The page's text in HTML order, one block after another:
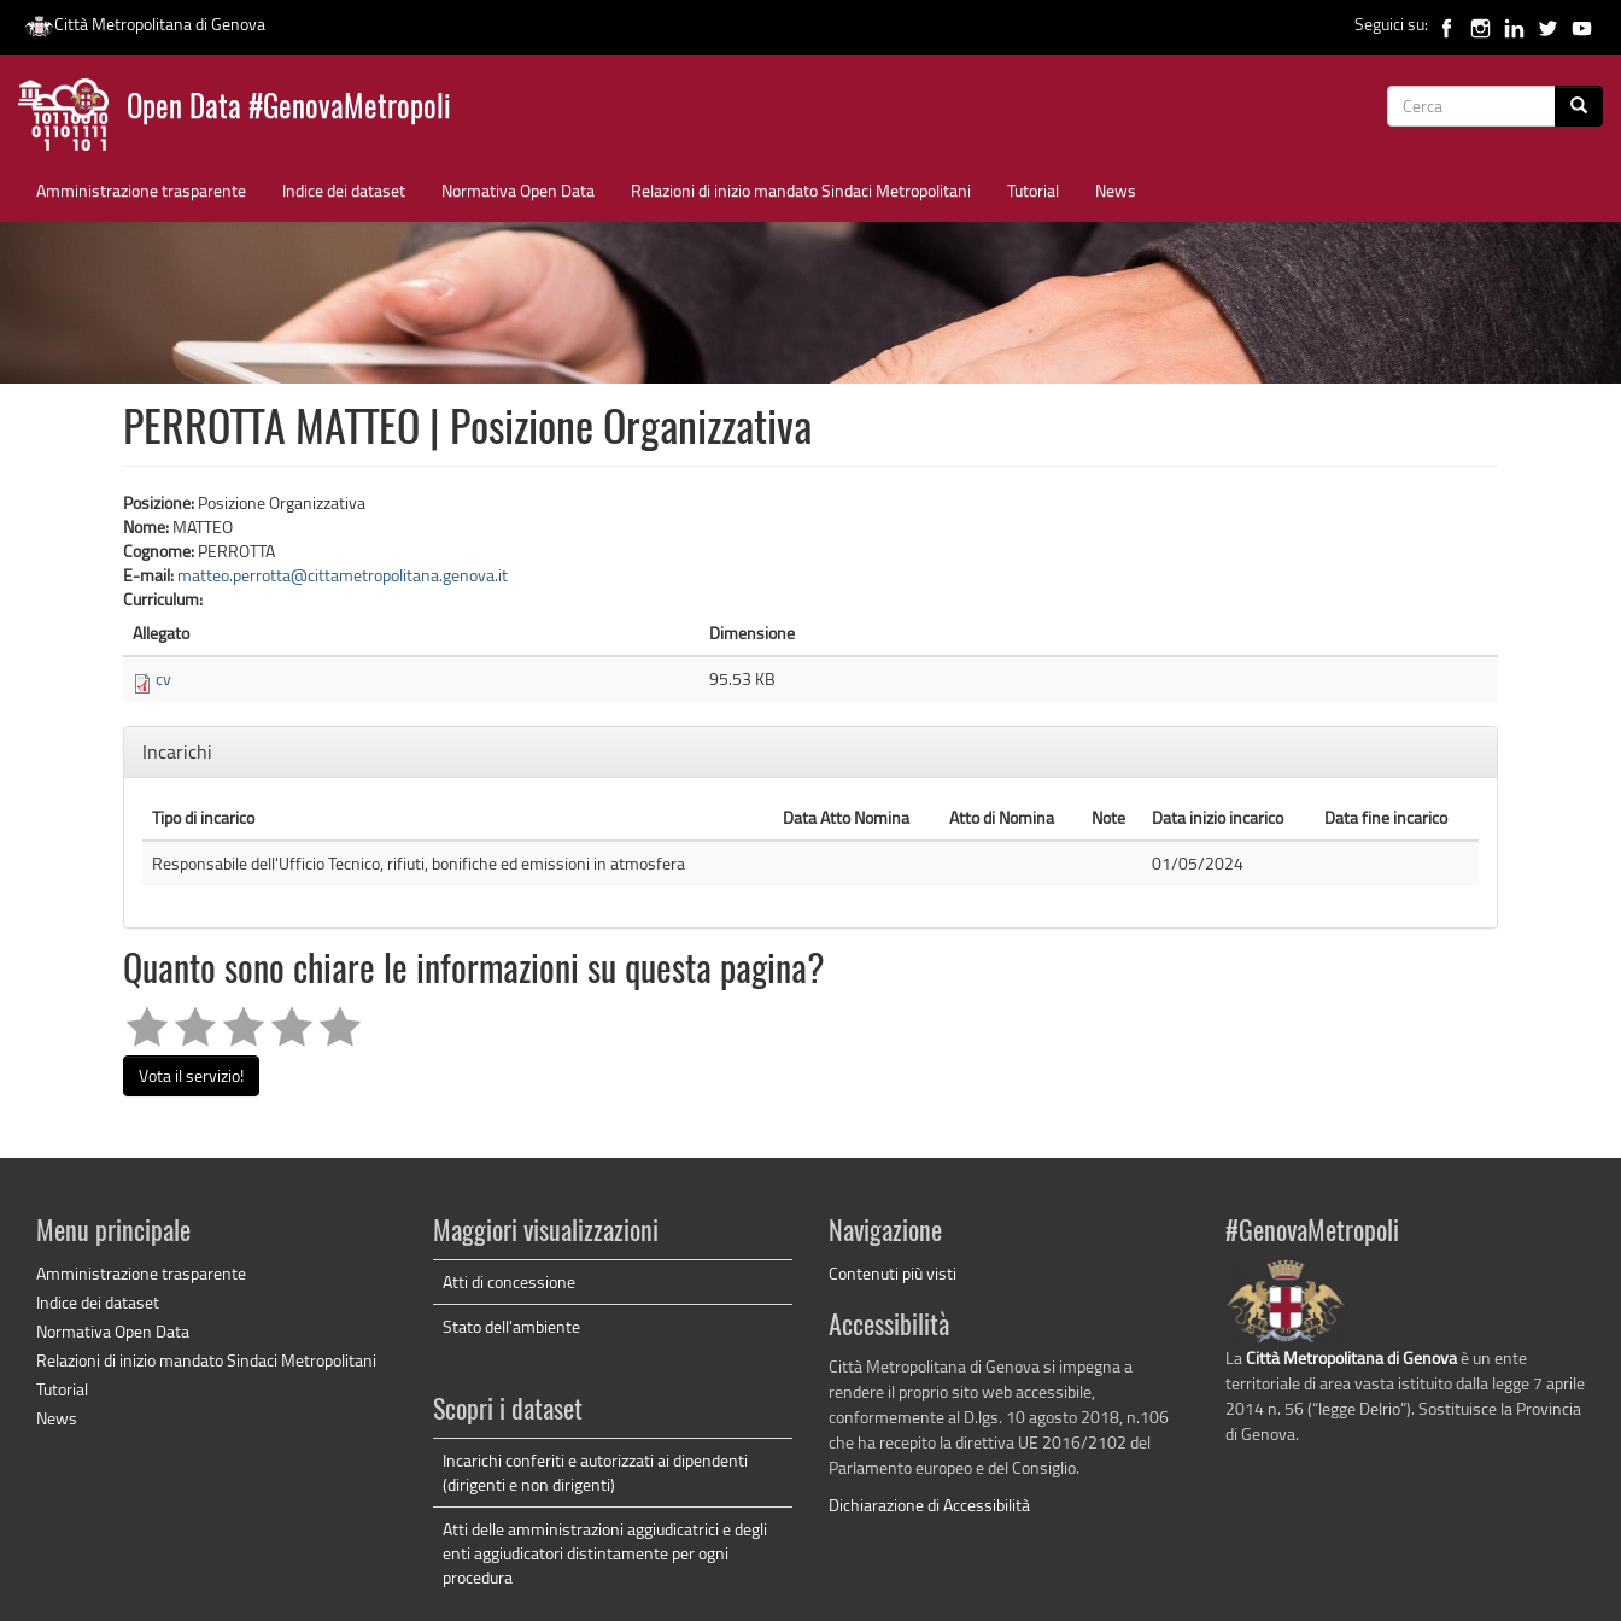
Salta
contenuto
Città Metropolitana di Genova Seguici su:
Open Data #GenovaMetropoli
Form
Amministrazione trasparente Indice dei dataset Normativa Open Data Relazioni di inizio mandato Sindaci Metropolitani Tutorial News
News
PERROTTA MATTEO | Posizione Organizzativa
Posizione: Posizione Organizzativa
Nome: MATTEO
Cognome: PERROTTA
E-mail: matteo.perrotta@cittametropolitana.genova.it
Curriculum:
Allegato
Dimensione
cv
95.53 KB
Nascondi
Incarichi
Tipo di incarico Data Atto Nomina Atto di Nomina Note Data inizio incarico
Data fine incarico
Responsabile dell'Ufficio Tecnico, rifiuti, bonifiche ed emissioni in atmosfera
01/05/2024
Quanto sono chiare le informazioni su questa pagina?
Vota il servizio!
Menu principale
Amministrazione trasparente
Indice dei dataset
Normativa Open Data
Relazioni di inizio mandato Sindaci Metropolitani
Tutorial
News
Maggiori visualizzazioni
Atti di concessione
Stato dell'ambiente
Scopri i dataset
Incarichi conferiti e autorizzati ai dipendenti
(dirigenti e non dirigenti)
Atti delle amministrazioni aggiudicatrici e degli
enti aggiudicatori distintamente per ogni
procedura
Navigazione
Contenuti più visti
Accessibilità
Città Metropolitana di Genova si impegna a
rendere il proprio sito web accessibile,
conformemente al D.lgs. 10 agosto 2018, n.106
che ha recepito la direttiva UE 2016/2102 del
Parlamento europeo e del Consiglio.
Dichiarazione di Accessibilità
#GenovaMetropoli
La Città Metropolitana di Genovaè un ente
territoriale di area vasta istituito dalla legge 7 aprile
2014 n. 56 (“legge Delrio”). Sostituisce la Provincia
di Genova.